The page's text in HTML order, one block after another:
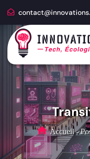
Accueil -